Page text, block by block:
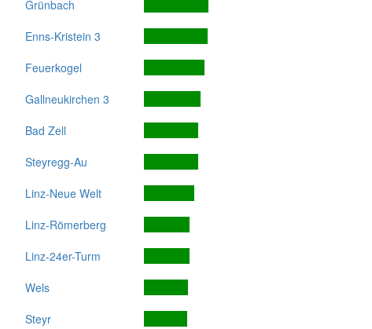
Grünbach
Enns-Kristein 3
Feuerkogel
Gallneukirchen 3
Bad Zell
Steyregg-Au
Linz-Neue Welt
Linz-Römerberg
Linz-24er-Turm
Wels
Steyr